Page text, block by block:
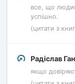
все, що
успішно.
(цитати з
Радіслав
якщо